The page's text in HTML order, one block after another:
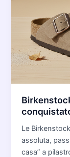
Le
assoluta,
casa” a